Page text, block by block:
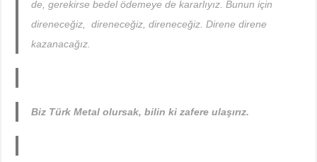
de, gerekirse bedel ödemeye de kararlıyız. Bunun için
direneceğiz, direneceğiz, direneceğiz. Direne direne
kazanacağız.
Biz Türk Metal olursak, bilin ki zafere ulaşırız.